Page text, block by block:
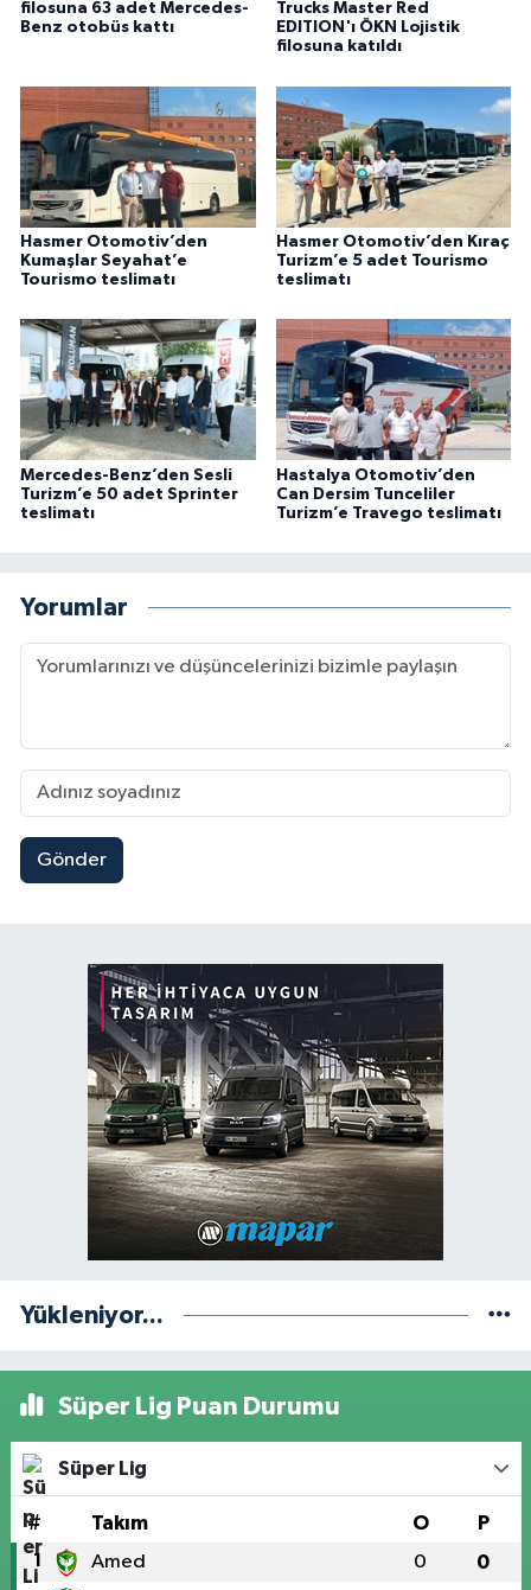
filosuna 63 adet Mercedes-
Benz otobüs kattı
Trucks Master Red
EDITION'ı ÖKN Lojistik
filosuna katıldı
Hasmer Otomotiv’den
Kumaşlar Seyahat’e
Tourismo teslimatı
Hasmer Otomotiv’den Kıraç
Turizm’e 5 adet Tourismo
teslimatı
Mercedes-Benz’den Sesli
Turizm’e 50 adet Sprinter
teslimatı
Hastalya Otomotiv’den
Can Dersim Tunceliler
Turizm’e Travego teslimatı
Yorumlar
Gönder
Yükleniyor...
Süper Lig Puan Durumu
Süper Lig
# Takım O P
1 Amed 0 0